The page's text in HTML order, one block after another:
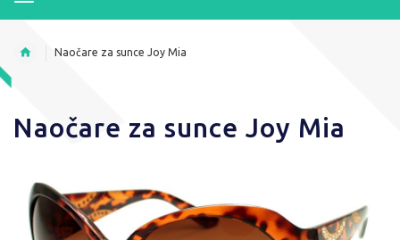
Naočare za sunce Joy Mia
Naočare za sunce Joy Mia